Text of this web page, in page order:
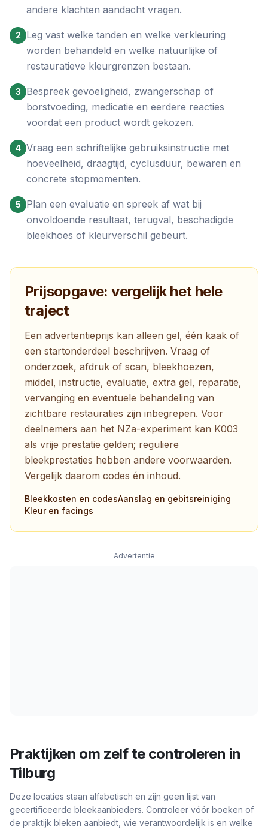
andere klachten aandacht vragen.
2
Leg vast welke tanden en welke verkleuring
worden behandeld en welke natuurlijke of
restauratieve kleurgrenzen bestaan.
3
Bespreek gevoeligheid, zwangerschap of
borstvoeding, medicatie en eerdere reacties
voordat een product wordt gekozen.
4 Vraag een schriftelijke gebruiksinstructie met
hoeveelheid, draagtijd, cyclusduur, bewaren en
concrete stopmomenten.
5
Plan een evaluatie en spreek af wat bij
onvoldoende resultaat, terugval, beschadigde
bleekhoes of kleurverschil gebeurt.
Prijsopgave: vergelijk het hele
traject
Een advertentieprijs kan alleen gel, één kaak of
een startonderdeel beschrijven. Vraag of
onderzoek, afdruk of scan, bleekhoezen,
middel, instructie, evaluatie, extra gel, reparatie,
vervanging en eventuele behandeling van
zichtbare restauraties zijn inbegrepen. Voor
deelnemers aan het NZa-experiment kan K003
als vrije prestatie gelden; reguliere
bleekprestaties hebben andere voorwaarden.
Vergelijk daarom codes én inhoud.
Bleekkosten en codesAanslag en gebitsreiniging
Kleur en facings
Advertentie
Praktijken om zelf te controleren in
Tilburg
Deze locaties staan alfabetisch en zijn geen lijst van
gecertificeerde bleekaanbieders. Controleer vóór boeken of
de praktijk bleken aanbiedt, wie verantwoordelijk is en welke